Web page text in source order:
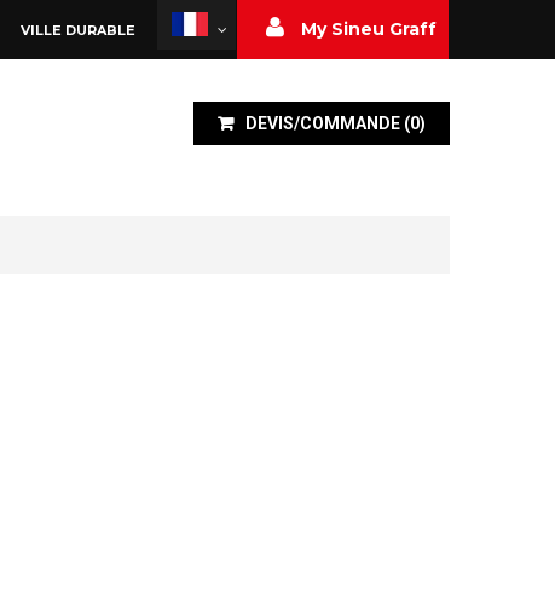
My Sineu Graff
VILLE DURABLE
DEVIS/COMMANDE (0)